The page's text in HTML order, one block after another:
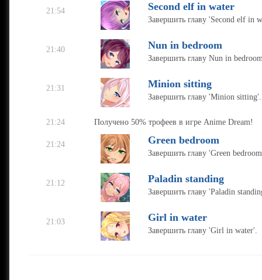
21:54 Second elf in water
Завершить главу 'Second elf in
21:40 Nun in bedroom
Завершить главу Nun in
21:31 Minion sitting
Завершить главу 'Minion sitting'.
21:24 Получено 50% трофеев в игре Anime Dream!
21:24 Green bedroom
Завершить главу 'Green
21:12 Paladin standing
Завершить главу 'Paladin
21:03 Girl in water
Завершить главу 'Girl in water'.